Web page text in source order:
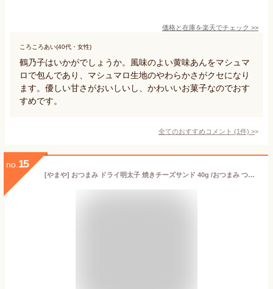
価格と在庫を楽天でチェック >>
ころころあい(40代・女性)
鶴乃子はいかがでしょうか。風味のよい黄味あんをマシュマ
ロで包んであり、マシュマロ生地のやわらかさがクセになり
ます。優しい甘さがおいしいし、かわいいお菓子なのでおす
すめです。
全てのおすすめコメント (1件) >
no. 15
[やまや] おつまみ ドライ明太子 焼きチーズサンド 40g /おつまみ つまみ めんたいこ 明太子 福岡県 お土産 おやつ 袋入り やまや チーズめんたいこ チーズ明太子 博多の味 福岡土産